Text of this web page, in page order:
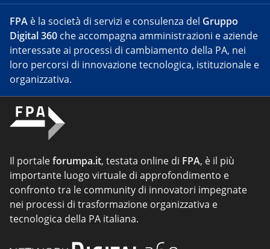
FPA è la società di servizi e consulenza del Gruppo
Digital 360 che accompagna amministrazioni e aziende
interessate ai processi di cambiamento della PA, nei
loro percorsi di innovazione tecnologica, istituzionale e
organizzativa.
Il portaleforumpa.it, testata online di FPA, è il più
importante luogo virtuale di approfondimento e
confronto tra le community di innovatori impegnate
nei processi di trasformazione organizzativa e
tecnologica della PA italiana.